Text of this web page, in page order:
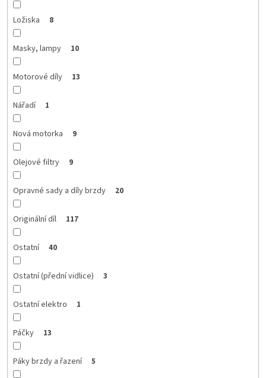
Ložiska 8
Masky, lampy 10
Motorové díly 13
Nářadí 1
Nová motorka 9
Olejové filtry 9
Opravné sady a díly brzdy 20
Originální díl 117
Ostatní 40
Ostatní (přední vidlice) 3
Ostatní elektro 1
Páčky 13
Páky brzdy a řazení 5